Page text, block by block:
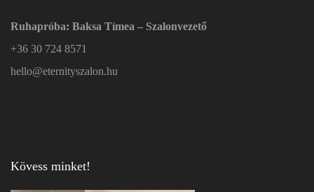
Ruhapróba: Baksa Tímea – Szalonvezető
+36 30 724 8571
hello@eternityszalon.hu
Kövess minket!